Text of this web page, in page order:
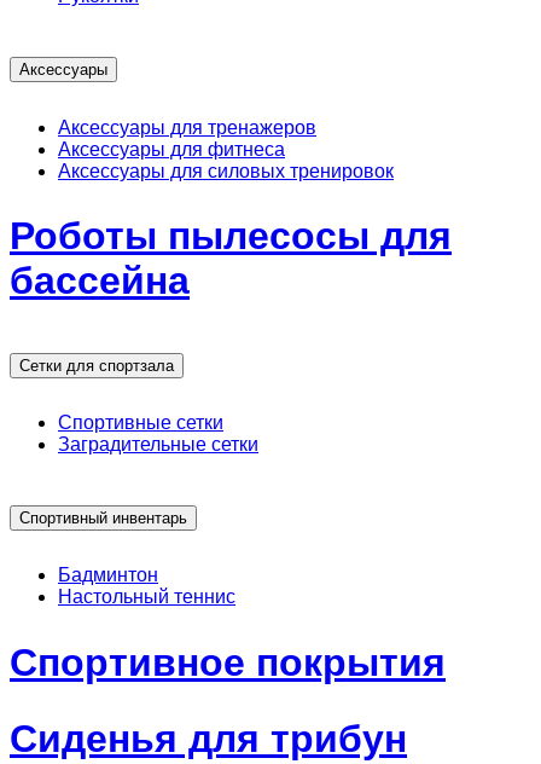
Аксессуары
Аксессуары для тренажеров
Аксессуары для фитнеса
Аксессуары для силовых тренировок
Роботы пылесосы для
бассейна
Сетки для спортзала
Спортивные сетки
Заградительные сетки
Спортивный инвентарь
Бадминтон
Настольный теннис
Спортивное покрытия
Сиденья для трибун